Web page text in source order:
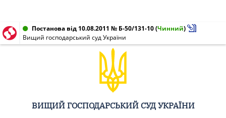
Постанова від 10.08.2011 № Б-50/131-10(Чинний)
Вищий господарський суд України
ВИЩИЙ ГОСПОДАРСЬКИЙ СУД УКРАЇНИ